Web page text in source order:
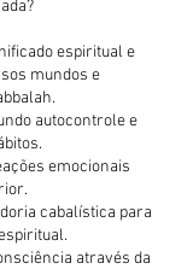
espiritual e
mundos e
autocontrole e
emocionais
cabalística para
através da